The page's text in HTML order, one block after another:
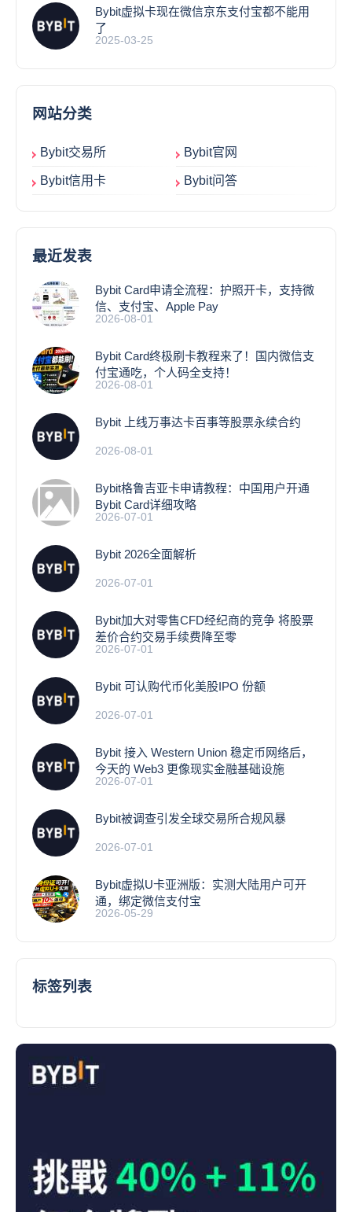
Bybit虚拟卡现在微信京东支付宝都不能用
了
2025-03-25
网站分类
Bybit交易所 Bybit官网
Bybit信用卡 Bybit问答
最近发表
Bybit Card申请全流程：护照开卡，支持微
信、支付宝、Apple Pay
2026-08-01
Bybit Card终极刷卡教程来了！国内微信支
付宝通吃，个人码全支持！
2026-08-01
Bybit 上线万事达卡百事等股票永续合约
2026-08-01
Bybit格鲁吉亚卡申请教程：中国用户开通
Bybit Card详细攻略
2026-07-01
Bybit 2026全面解析
2026-07-01
Bybit加大对零售CFD经纪商的竞争 将股票
差价合约交易手续费降至零
2026-07-01
Bybit 可认购代币化美股IPO 份额
2026-07-01
Bybit 接入 Western Union 稳定币网络后，
今天的 Web3 更像现实金融基础设施
2026-07-01
Bybit被调查引发全球交易所合规风暴
2026-07-01
Bybit虚拟U卡亚洲版：实测大陆用户可开
通，绑定微信支付宝
2026-05-29
标签列表